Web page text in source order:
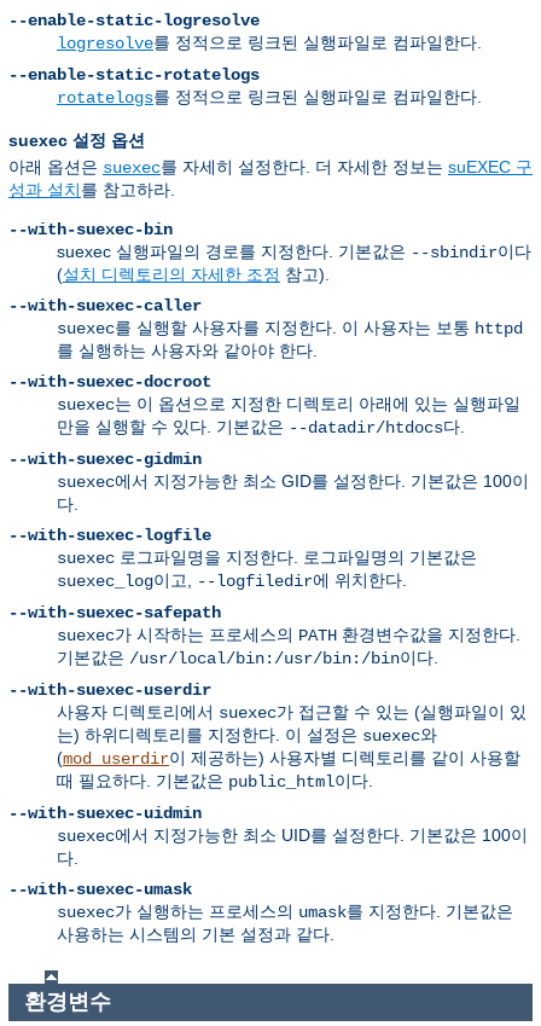
--enable-static-logresolve
logresolve를 정적으로 링크된 실행파일로 컴파일한다.
--enable-static-rotatelogs
rotatelogs를 정적으로 링크된 실행파일로 컴파일한다.
suexec 설정 옵션
아래 옵션은 suexec를 자세히 설정한다. 더 자세한 정보는 suEXEC 구
성과 설치를 참고하라.
--with-suexec-bin
suexec 실행파일의 경로를 지정한다. 기본값은 --sbindir이다
(설치 디렉토리의 자세한 조정 참고).
--with-suexec-caller
suexec를 실행할 사용자를 지정한다. 이 사용자는 보통 httpd
를 실행하는 사용자와 같아야 한다.
--with-suexec-docroot
suexec는 이 옵션으로 지정한 디렉토리 아래에 있는 실행파일
만을 실행할 수 있다. 기본값은 --datadir/htdocs다.
--with-suexec-gidmin
suexec에서 지정가능한 최소 GID를 설정한다. 기본값은 100이
다.
--with-suexec-logfile
suexec 로그파일명을 지정한다. 로그파일명의 기본값은
suexec_log이고, --logfiledir에 위치한다.
--with-suexec-safepath
suexec가 시작하는 프로세스의 PATH 환경변수값을 지정한다.
기본값은 /usr/local/bin:/usr/bin:/bin이다.
--with-suexec-userdir
사용자 디렉토리에서 suexec가 접근할 수 있는 (실행파일이 있
는) 하위디렉토리를 지정한다. 이 설정은 suexec와
(mod_userdir이 제공하는) 사용자별 디렉토리를 같이 사용할
때 필요하다. 기본값은 public_html이다.
--with-suexec-uidmin
suexec에서 지정가능한 최소 UID를 설정한다. 기본값은 100이
다.
--with-suexec-umask
suexec가 실행하는 프로세스의 umask를 지정한다. 기본값은
사용하는 시스템의 기본 설정과 같다.
환경변수